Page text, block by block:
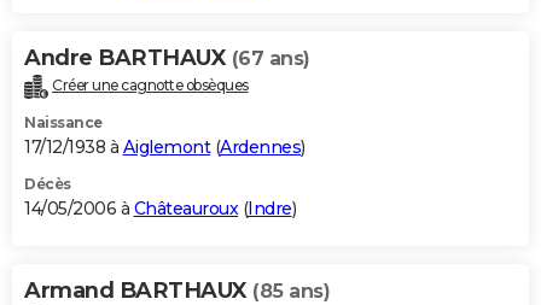
Andre BARTHAUX (67 ans)
Créer une cagnotte obsèques
Naissance
17/12/1938 à Aiglemont(Ardennes)
Décès
14/05/2006 à Châteauroux(Indre)
Armand BARTHAUX (85 ans)